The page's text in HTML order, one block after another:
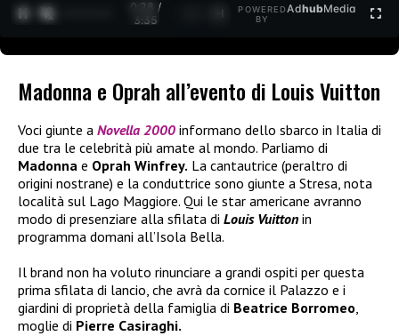
0:29 /
3:35
POWERED
BY
AdhubMedia
Madonna e Oprah all’evento di Louis Vuitton
Voci giunte a Novella 2000 informano dello sbarco in Italia di
due tra le celebrità più amate al mondo. Parliamo di
Madonna e Oprah Winfrey. La cantautrice (peraltro di
origini nostrane) e la conduttrice sono giunte a Stresa, nota
località sul Lago Maggiore. Qui le star americane avranno
modo di presenziare alla sfilata di Louis Vuitton in
programma domani all’Isola Bella.
Il brand non ha voluto rinunciare a grandi ospiti per questa
prima sfilata di lancio, che avrà da cornice il Palazzo e i
giardini di proprietà della famiglia di Beatrice Borromeo,
moglie di Pierre Casiraghi.